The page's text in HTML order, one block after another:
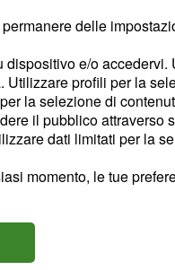
delle
e/o accedervi.
profili per la
la selezione di
il pubblico attraverso
dati limitati per la
momento, le tue